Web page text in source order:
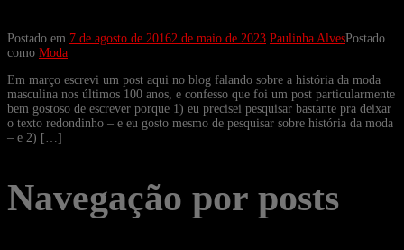
Postado em 7 de agosto de 20162 de maio de 2023 Paulinha AlvesPostado
como Moda
Em março escrevi um post aqui no blog falando sobre a história da moda
masculina nos últimos 100 anos, e confesso que foi um post particularmente
bem gostoso de escrever porque 1) eu precisei pesquisar bastante pra deixar
o texto redondinho – e eu gosto mesmo de pesquisar sobre história da moda
– e 2) […]
Navegação por posts